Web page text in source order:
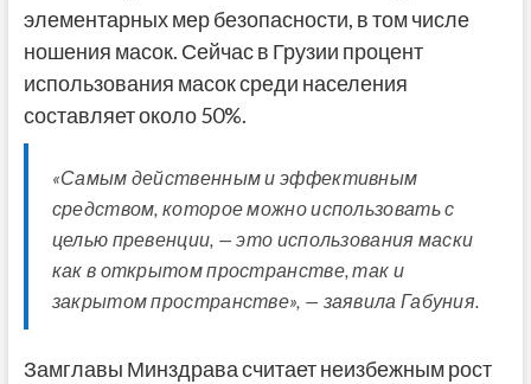
элементарных мер безопасности, в том числе
ношения масок. Сейчас в Грузии процент
использования масок среди населения
составляет около 50%.
«Самым действенным и эффективным
средством, которое можно использовать с
целью превенции, — это использования маски
как в открытом пространстве, так и
закрытом пространстве», — заявила Габуния.
Замглавы Минздрава считает неизбежным рост